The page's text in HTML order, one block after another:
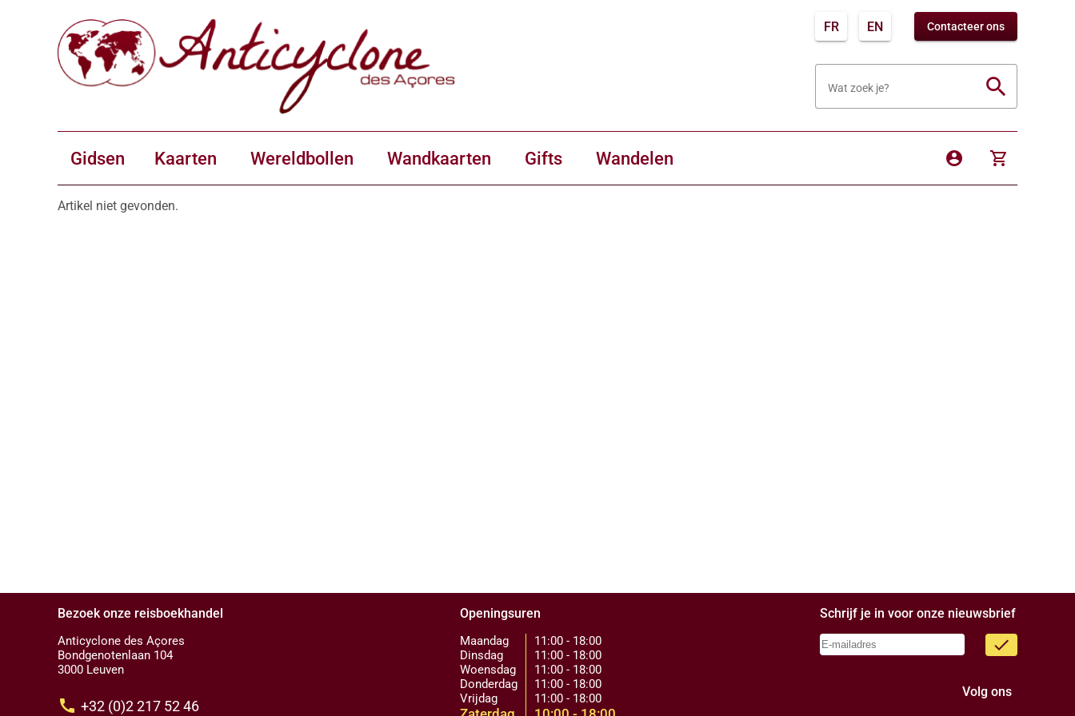
FR EN Contacteer ons
Wat zoek je? search
Gidsen Kaarten Wereldbollen Wandkaarten Gifts Wandelen account_circle shopping_cart
Artikel niet gevonden.
Bezoek onze reisboekhandel
Anticyclone des Açores
Bondgenotenlaan 104
3000 Leuven
call +32 (0)2 217 52 46
Openingsuren
Maandag
Dinsdag
Woensdag
Donderdag
Vrijdag
11:00 - 18:00
11:00 - 18:00
11:00 - 18:00
11:00 - 18:00
11:00 - 18:00
Schrijf je in voor onze nieuwsbrief
done
Volg ons